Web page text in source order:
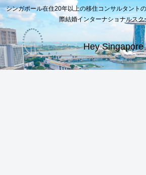
シンガポール在住20年以上の移住コンサルタント
際結婚インターナショナルスク
Hey Singapore